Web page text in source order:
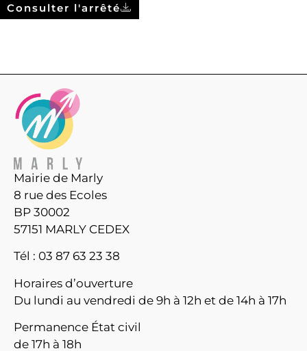
Consulter l'arrêté
Mairie de Marly
8 rue des Ecoles
BP 30002
57151 MARLY CEDEX
Tél : 03 87 63 23 38
Horaires d’ouverture
Du lundi au vendredi de 9h à 12h et de 14h à 17h
Permanence État civil
de 17h à 18h